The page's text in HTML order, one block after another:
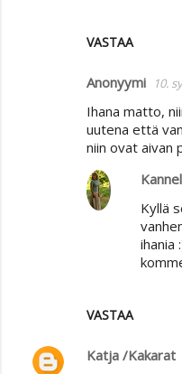
VASTAA
Anonyymi 10.
Ihana matto,
uutena että
niin ovat aivan
VASTAA
Kyllä
ihania
Katja /Kakarat